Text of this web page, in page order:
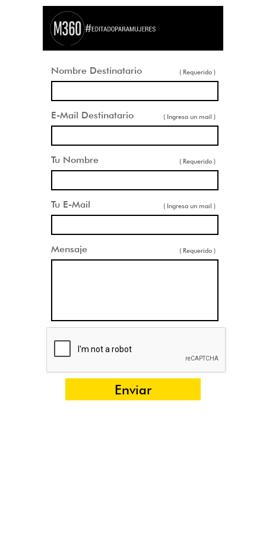
Nombre Destinatario ( Requerido )
E-Mail Destinatario ( Ingresa un mail )
Tu Nombre ( Requerido )
Tu E-Mail ( Ingresa un mail )
Mensaje ( Requerido )